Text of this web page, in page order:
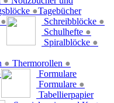
●
●
Tagebücher
Schreibblöcke ●
Schulhefte ●
Spiralblöcke ●
● Thermorollen ●
Formulare
Formulare ●
Tabellierpapier